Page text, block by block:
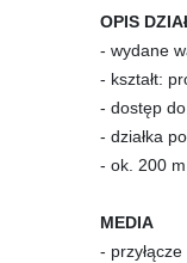
OPIS
- wydane
- kształt:
- dostęp
- działka
- ok. 200
MEDIA
-